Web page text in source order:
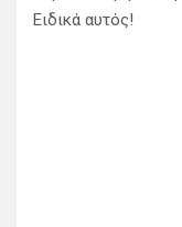
Ειδικά αυτός!